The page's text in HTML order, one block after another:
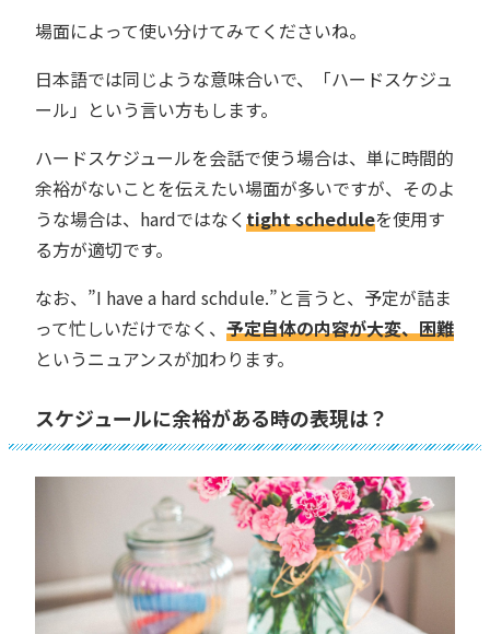
場面によって使い分けてみてくださいね。
日本語では同じような意味合いで、「ハードスケジュ
ール」という言い方もします。
ハードスケジュールを会話で使う場合は、単に時間的
余裕がないことを伝えたい場面が多いですが、そのよ
うな場合は、hardではなくtight scheduleを使用す
る方が適切です。
なお、”I have a hard schdule.”と言うと、予定が詰ま
って忙しいだけでなく、 予定自体の内容が大変、困難
というニュアンスが加わります。
スケジュールに余裕がある時の表現は？